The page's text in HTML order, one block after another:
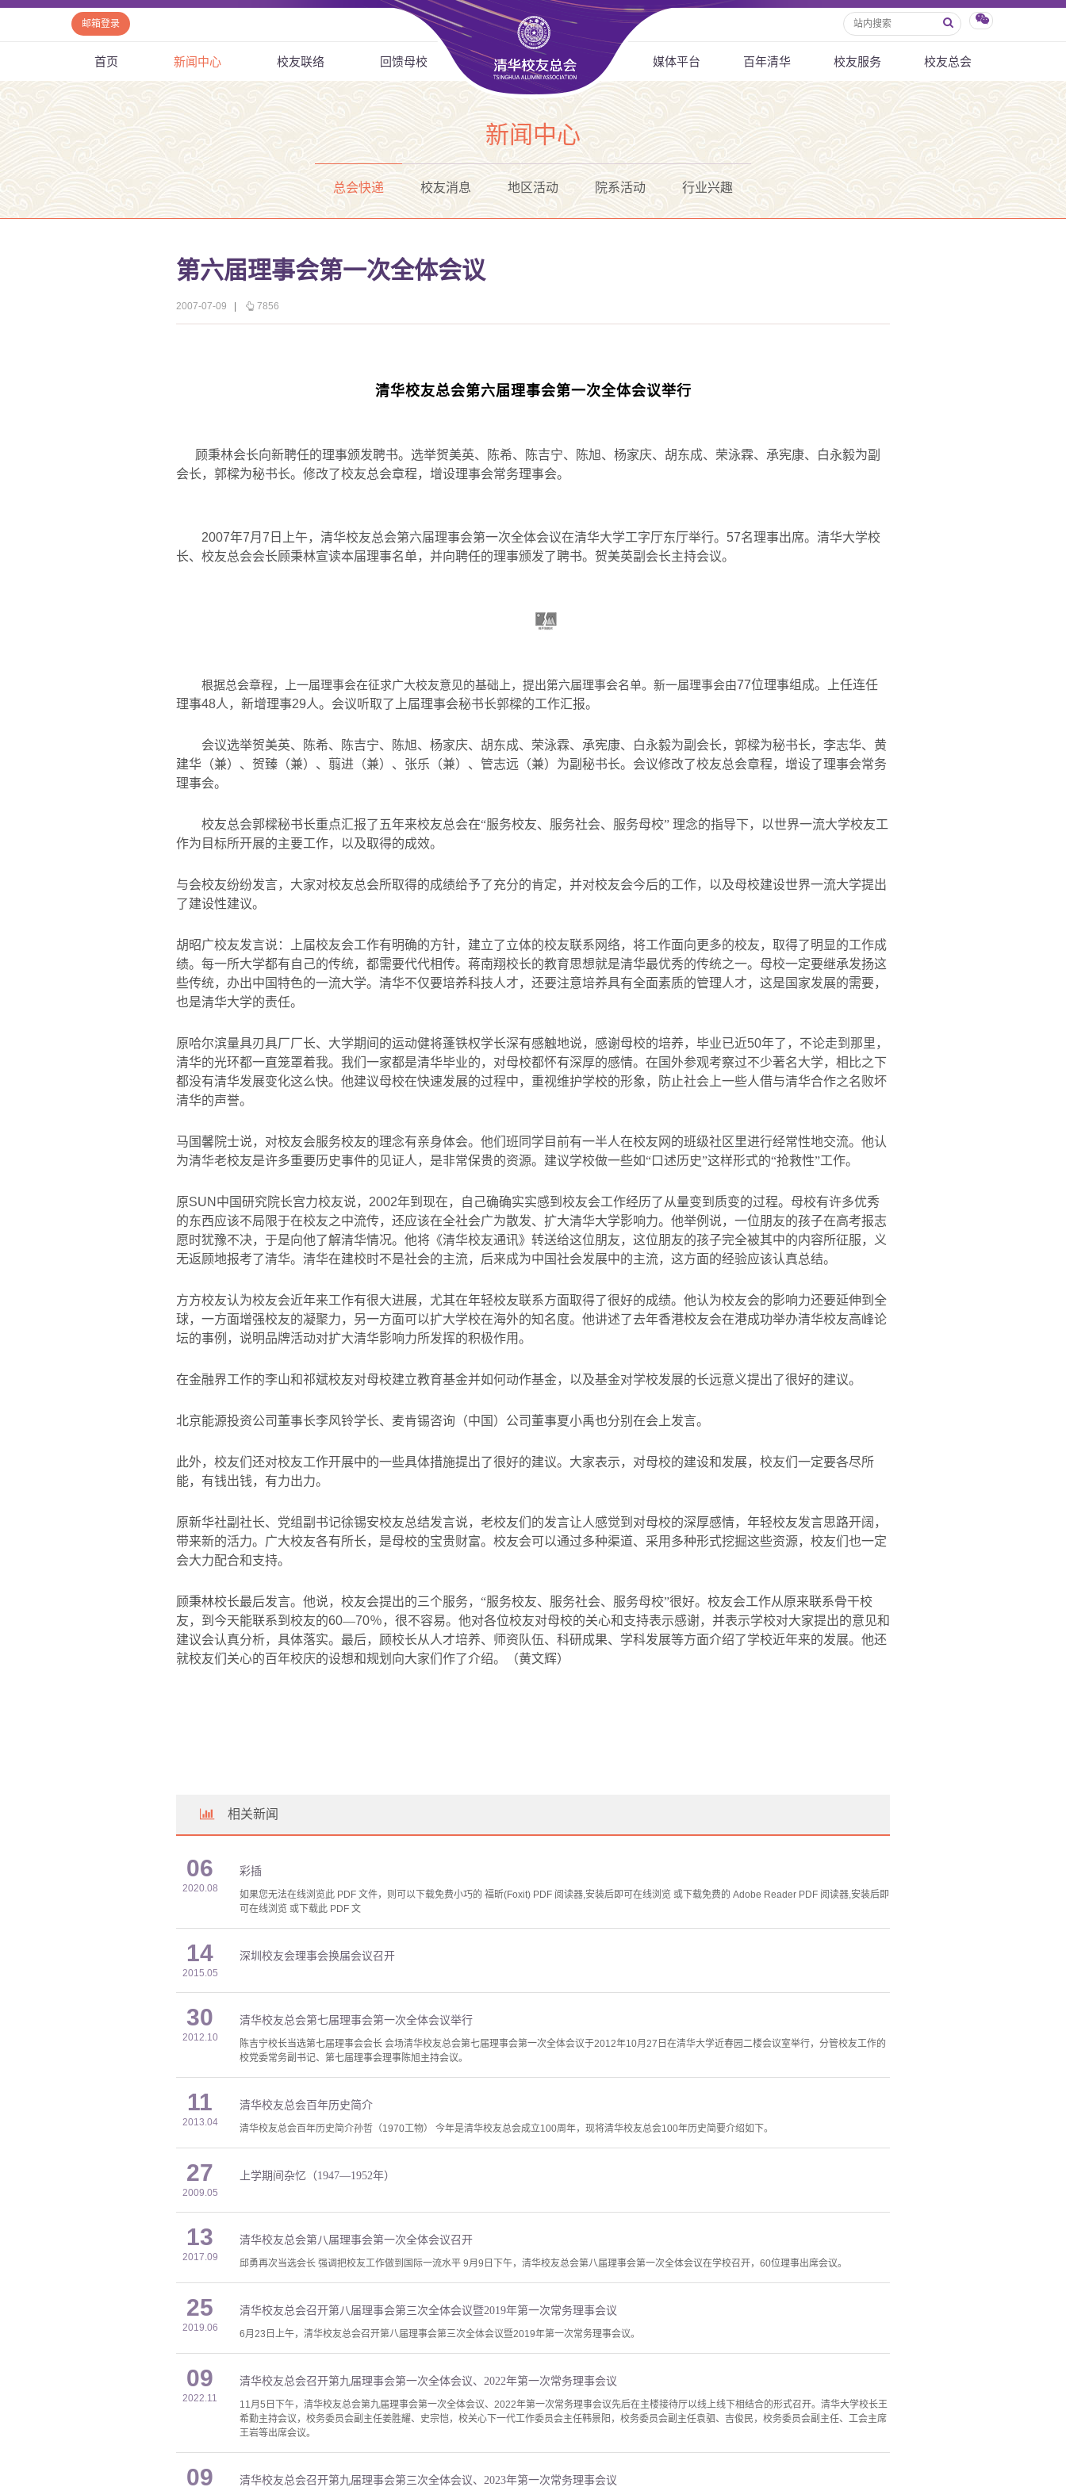
邮箱登录
首页 新闻中心 校友联络 回馈母校 媒体平台 百年清华 校友服务 校友总会
新闻中心
总会快递 校友消息 地区活动 院系活动 行业兴趣
第六届理事会第一次全体会议
2007-07-09 7856
清华校友总会第六届理事会第一次全体会议举行
顾秉林会长向新聘任的理事颁发聘书。选举贺美英、陈希、陈吉宁、陈旭、杨家庆、胡东成、荣泳霖、承宪康、白永毅为副
会长，郭樑为秘书长。修改了校友总会章程，增设理事会常务理事会。
2007年7月 7 日 上午，清华校友总会第六届理事会第一次全体会议在清华大学工字厅东厅举行。 57名理事出席。清华大学校
长、校友总会会长顾秉林宣读本届理事名单，并向聘任的理事颁发了聘书。贺美英副会长主持会议。
根据总会章程，上一届理事会在征求广大校友意见的基础上，提出第六届理事会名单。新一届理事会由77位理事组成。上任连任
理事48人，新增理事29人。会议听取了上届理事会秘书长郭樑的工作汇报。
会议选举贺美英、陈希、陈吉宁、陈旭、杨家庆、胡东成、荣泳霖、承宪康、白永毅为副会长，郭樑为秘书长，李志华、黄
建华（兼）、贺臻（兼）、翦进（兼）、张乐（兼）、管志远（兼）为副秘书长。会议修改了校友总会章程，增设了理事会常务
理事会。
校友总会郭樑秘书长重点汇报了五年来校友总会在“服务校友、服务社会、服务母校” 理念的指导下，以世界一流大学校友工
作为目标所开展的主要工作，以及取得的成效。
与会校友纷纷发言，大家对校友总会所取得的成绩给予了充分的肯定，并对校友会今后的工作，以及母校建设世界一流大学提出
了建设性建议。
胡昭广校友发言说：上届校友会工作有明确的方针，建立了立体的校友联系网络，将工作面向更多的校友，取得了明显的工作成
绩。每一所大学都有自己的传统，都需要代代相传。蒋南翔校长的教育思想就是清华最优秀的传统之一。母校一定要继承发扬这
些传统，办出中国特色的一流大学。清华不仅要培养科技人才，还要注意培养具有全面素质的管理人才，这是国家发展的需要，
也是清华大学的责任。
原哈尔滨量具刃具厂厂长、大学期间的运动健将蓬铁权学长深有感触地说，感谢母校的培养，毕业已近50年了，不论走到那里，
清华的光环都一直笼罩着我。我们一家都是清华毕业的，对母校都怀有深厚的感情。在国外参观考察过不少著名大学，相比之下
都没有清华发展变化这么快。他建议母校在快速发展的过程中，重视维护学校的形象，防止社会上一些人借与清华合作之名败坏
清华的声誉。
马国馨院士说，对校友会服务校友的理念有亲身体会。他们班同学目前有一半人在校友网的班级社区里进行经常性地交流。他认
为清华老校友是许多重要历史事件的见证人，是非常保贵的资源。建议学校做一些如“口述历史”这样形式的“抢救性”工作。
原SUN 中国研究院长宫力校友说， 2002年到现在，自己确确实实感到校友会工作经历了从量变到质变的过程。母校有许多优秀
的东西应该不局限于在校友之中流传，还应该在全社会广为散发、扩大清华大学影响力。他举例说，一位朋友的孩子在高考报志
愿时犹豫不决，于是向他了解清华情况。他将《清华校友通讯》转送给这位朋友，这位朋友的孩子完全被其中的内容所征服，义
无返顾地报考了清华。清华在建校时不是社会的主流，后来成为中国社会发展中的主流，这方面的经验应该认真总结。
方方校友认为校友会近年来工作有很大进展，尤其在年轻校友联系方面取得了很好的成绩。他认为校友会的影响力还要延伸到全
球，一方面增强校友的凝聚力，另一方面可以扩大学校在海外的知名度。他讲述了去年香港校友会在港成功举办清华校友高峰论
坛的事例，说明品牌活动对扩大清华影响力所发挥的积极作用。
在金融界工作的李山和祁斌校友对母校建立教育基金并如何动作基金，以及基金对学校发展的长远意义提出了很好的建议。
北京能源投资公司董事长李风铃学长、麦肯锡咨询（中国）公司董事夏小禹也分别在会上发言。
此外，校友们还对校友工作开展中的一些具体措施提出了很好的建议。大家表示，对母校的建设和发展，校友们一定要各尽所
能，有钱出钱，有力出力。
原新华社副社长、党组副书记徐锡安校友总结发言说，老校友们的发言让人感觉到对母校的深厚感情，年轻校友发言思路开阔，
带来新的活力。广大校友各有所长，是母校的宝贵财富。校友会可以通过多种渠道、采用多种形式挖掘这些资源，校友们也一定
会大力配合和支持。
顾秉林校长最后发言。他说，校友会提出的三个服务，“服务校友、服务社会、服务母校”很好。校友会工作从原来联系骨干校
友，到今天能联系到校友的60—70％，很不容易。他对各位校友对母校的关心和支持表示感谢，并表示学校对大家提出的意见和
建议会认真分析，具体落实。最后，顾校长从人才培养、师资队伍、科研成果、学科发展等方面介绍了学校近年来的发展。他还
就校友们关心的百年校庆的设想和规划向大家们作了介绍。
（黄文辉）
相关新闻
06
2020.08
彩插
如果您无法在线浏览此 PDF 文件，则可以下载免费小巧的 福昕(Foxit) PDF 阅读器,安装后即可在线浏览 或下载免费的 Adobe Reader PDF 阅读器,安装后即
可在线浏览 或下载此 PDF 文
14
2015.05
深圳校友会理事会换届会议召开
30
2012.10
清华校友总会第七届理事会第一次全体会议举行
陈吉宁校长当选第七届理事会会长 会场清华校友总会第七届理事会第一次全体会议于2012年10月27日在清华大学近春园二楼会议室举行，分管校友工作的
校党委常务副书记、第七届理事会理事陈旭主持会议。
11
2013.04
清华校友总会百年历史简介
清华校友总会百年历史简介孙哲（1970工物） 今年是清华校友总会成立100周年，现将清华校友总会100年历史简要介绍如下。
27
2009.05
上学期间杂忆（1947—1952年）
13
2017.09
清华校友总会第八届理事会第一次全体会议召开
邱勇再次当选会长 强调把校友工作做到国际一流水平 9月9日下午，清华校友总会第八届理事会第一次全体会议在学校召开，60位理事出席会议。
25
2019.06
清华校友总会召开第八届理事会第三次全体会议暨2019年第一次常务理事会议
6月23日上午，清华校友总会召开第八届理事会第三次全体会议暨2019年第一次常务理事会议。
09
2022.11
清华校友总会召开第九届理事会第一次全体会议、2022年第一次常务理事会议
11月5日下午，清华校友总会第九届理事会第一次全体会议、2022年第一次常务理事会议先后在主楼接待厅以线上线下相结合的形式召开。清华大学校长王
希勤主持会议，校务委员会副主任姜胜耀、史宗恺，校关心下一代工作委员会主任韩景阳，校务委员会副主任袁驷、吉俊民，校务委员会副主任、工会主席
王岩等出席会议。
09 清华校友总会召开第九届理事会第三次全体会议、2023年第一次常务理事会议